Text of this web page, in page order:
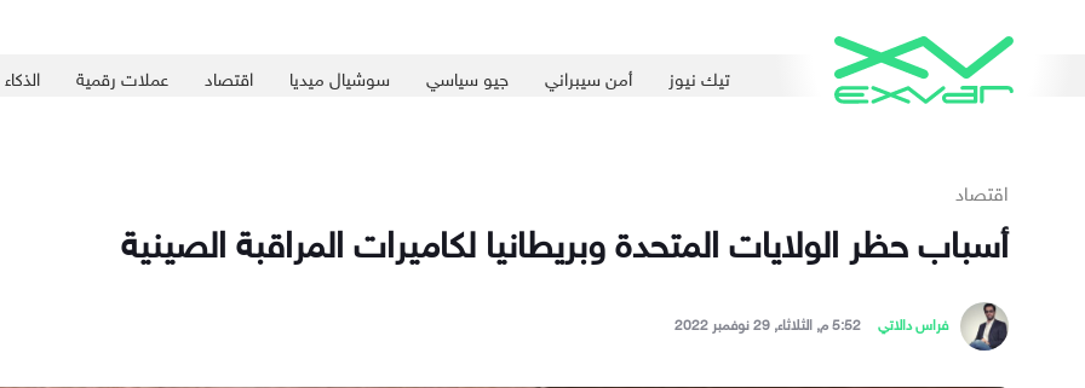
تيك نيوز أمن سيبراني جيو سياسي سوشيال ميديا اقتصاد عملات رقمية
اقتصاد
أسباب حظر الولايات المتحدة وبريطانيا لكاميرات المراقبة الصينية
فراس دالاتي 5:52 م, الثلاثاء, 29 نوفمبر 2022